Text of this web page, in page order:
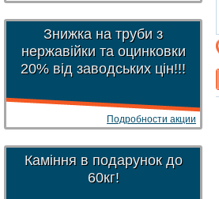
Знижка на труби з
нержавійки та оцинковки
20% від заводських цін!!!
Подробности акции
Каміння в подарунок до
60кг!